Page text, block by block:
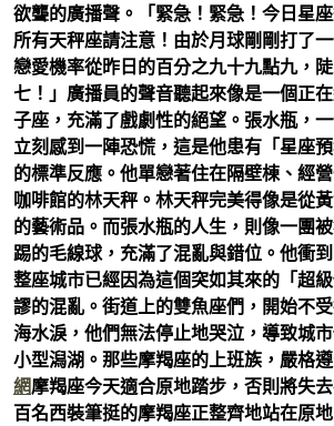
欲聾的廣播聲。「緊急！緊急！今日星
所有天秤座請注意！由於月球剛剛打了
戀愛機率從昨日的百分之九十九點九，
七！」廣播員的聲音聽起來像是一個正
子座，充滿了戲劇性的絕望。張水瓶，
立刻感到一陣恐慌，這是他患有「星座
的標準反應。他單戀著住在隔壁棟、經營
咖啡館的林天秤。林天秤完美得像是從
的藝術品。而張水瓶的人生，則像一團
踢的毛線球，充滿了混亂與錯位。他衝
整座城市已經因為這個突如其來的「超
謬的混亂。街道上的雙魚座們，開始不
海水淚，他們無法停止地哭泣，導致城
小型潟湖。那些摩羯座的上班族，嚴格
網摩羯座今天適合原地踏步，否則將失
百名西裝筆挺的摩羯座正整齊地站在原